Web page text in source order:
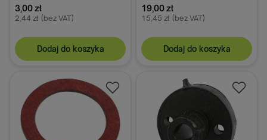
3,00 zł
2,44 zł (bez VAT)
Dodaj do koszyka
19,00 zł
15,45 zł (bez VAT)
Dodaj do koszyka